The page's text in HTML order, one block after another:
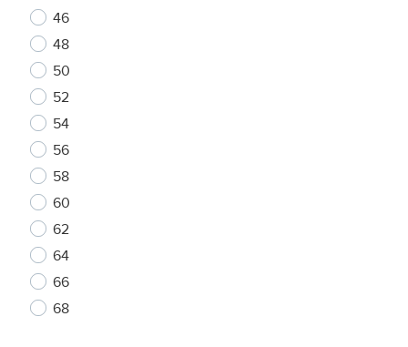
46
48
50
52
54
56
58
60
62
64
66
68